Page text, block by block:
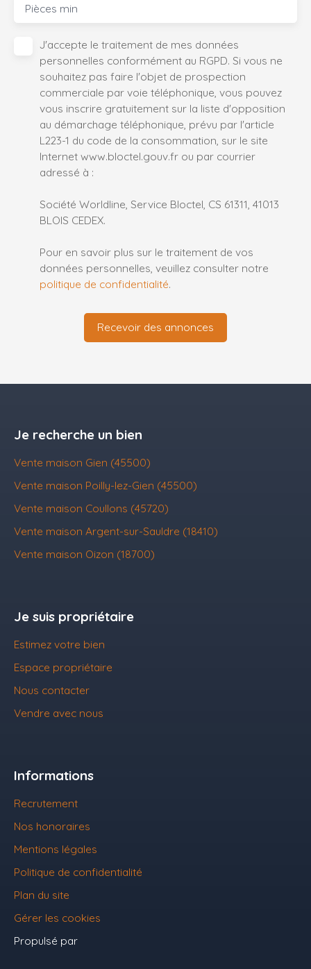
Pièces min
J'accepte le traitement de mes données
personnelles conformément au RGPD. Si vous ne
souhaitez pas faire l'objet de prospection
commerciale par voie téléphonique, vous pouvez
vous inscrire gratuitement sur la liste d'opposition
au démarchage téléphonique, prévu par l'article
L223-1 du code de la consommation, sur le site
Internet www.bloctel.gouv.fr ou par courrier
adressé à :
Société Worldline, Service Bloctel, CS 61311, 41013
BLOIS CEDEX.
Pour en savoir plus sur le traitement de vos
données personnelles, veuillez consulter notre
politique de confidentialité.
Recevoir des annonces
Je recherche un bien
Vente maison Gien (45500)
Vente maison Poilly-lez-Gien (45500)
Vente maison Coullons (45720)
Vente maison Argent-sur-Sauldre (18410)
Vente maison Oizon (18700)
Je suis propriétaire
Estimez votre bien
Espace propriétaire
Nous contacter
Vendre avec nous
Informations
Recrutement
Nos honoraires
Mentions légales
Politique de confidentialité
Plan du site
Gérer les cookies
Propulsé par